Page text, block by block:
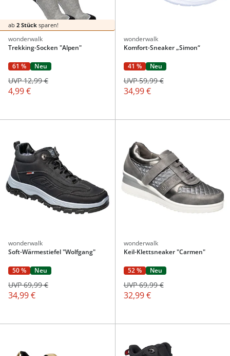
ab 2 Stück sparen!
wonderwalk
Trekking-Socken "Alpen"
61 % Neu
4,99 €
UVP 12,99 €
wonderwalk
Komfort-Sneaker „Simon“
41 % Neu
34,99 €
UVP 59,99 €
wonderwalk
Soft-Wärmestiefel "Wolfgang"
50 % Neu
34,99 €
UVP 69,99 €
wonderwalk
Keil-Klettsneaker "Carmen"
52 % Neu
32,99 €
UVP 69,99 €